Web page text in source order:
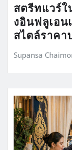
สตรีทแวร์
งอินฟลูเอ
สไตล์ราคา
Supansa